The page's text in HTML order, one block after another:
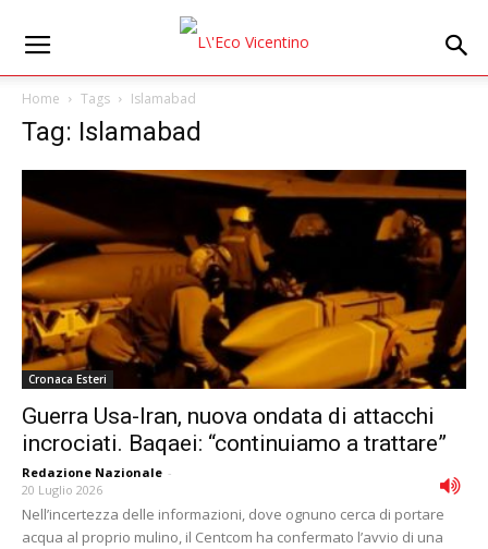
Home Tags Islamabad
Tag: Islamabad
Cronaca Esteri
Guerra Usa-Iran, nuova ondata di attacchi
incrociati. Baqaei: “continuiamo a trattare”
Redazione Nazionale -
20 Luglio 2026
Nell’incertezza delle informazioni, dove ognuno cerca di portare
acqua al proprio mulino, il Centcom ha confermato l’avvio di una